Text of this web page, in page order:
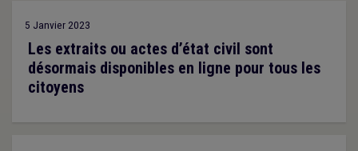
5 Janvier 2023
Les extraits ou actes d’état civil sont
désormais disponibles en ligne pour tous les
citoyens